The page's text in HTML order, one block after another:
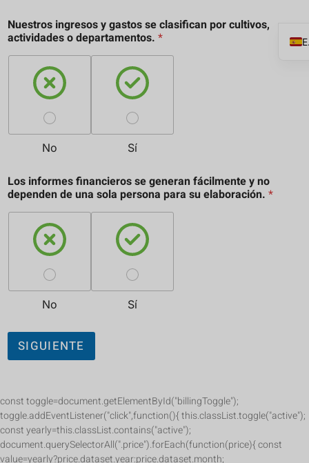
Nuestros ingresos y gastos se clasifican por cultivos,
actividades o departamentos. *
No Sí
Los informes financieros se generan fácilmente y no
dependen de una sola persona para su elaboración. *
No Sí
SIGUIENTE
const toggle=document.getElementById("billingToggle");
toggle.addEventListener("click",function(){ this.classList.toggle("active");
const yearly=this.classList.contains("active");
document.querySelectorAll(".price").forEach(function(price){ const
value=yearly?price.dataset.year:price.dataset.month;